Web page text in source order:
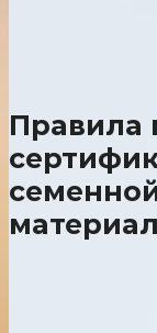
Правила
материал